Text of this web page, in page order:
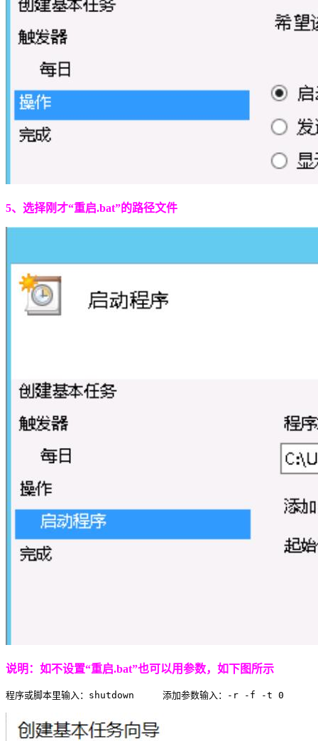
5、选择刚才“重启.bat”的路径文件
说明：如不设置“重启.bat”也可以用参数，如下图所示
程序或脚本里输入：shutdown     添加参数输入：-r -f -t 0